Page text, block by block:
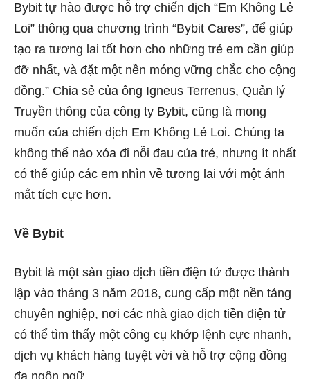
Bybit tự hào được hỗ trợ chiến dịch “Em Không Lẻ
Loi” thông qua chương trình “Bybit Cares”, để giúp
tạo ra tương lai tốt hơn cho những trẻ em cần giúp
đỡ nhất, và đặt một nền móng vững chắc cho cộng
đồng.” Chia sẻ của ông Igneus Terrenus, Quản lý
Truyền thông của công ty Bybit, cũng là mong
muốn của chiến dịch Em Không Lẻ Loi. Chúng ta
không thể nào xóa đi nỗi đau của trẻ, nhưng ít nhất
có thể giúp các em nhìn về tương lai với một ánh
mắt tích cực hơn.
Về Bybit
Bybit là một sàn giao dịch tiền điện tử được thành
lập vào tháng 3 năm 2018, cung cấp một nền tảng
chuyên nghiệp, nơi các nhà giao dịch tiền điện tử
có thể tìm thấy một công cụ khớp lệnh cực nhanh,
dịch vụ khách hàng tuyệt vời và hỗ trợ cộng đồng